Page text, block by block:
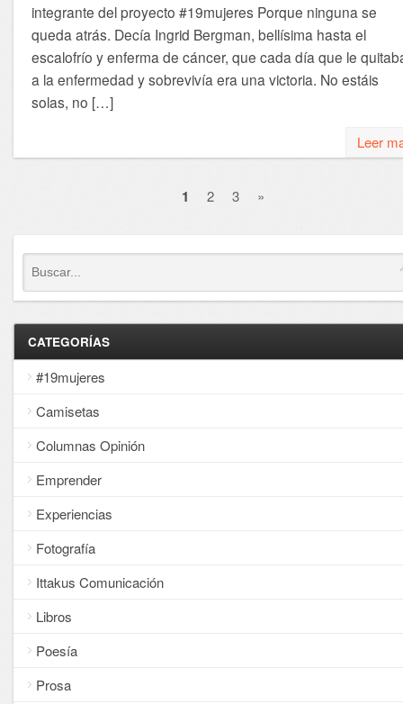
integrante del proyecto #19mujeres Porque ninguna se
queda atrás. Decía Ingrid Bergman, bellísima hasta el
escalofrío y enferma de cáncer, que cada día que le
a la enfermedad y sobrevivía era una victoria. No estáis
solas, no […]
Leer
1 2 3 »
CATEGORÍAS
#19mujeres
Camisetas
Columnas Opinión
Emprender
Experiencias
Fotografía
Ittakus Comunicación
Libros
Poesía
Prosa